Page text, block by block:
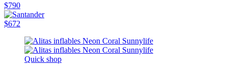
$790
$672
Quick shop